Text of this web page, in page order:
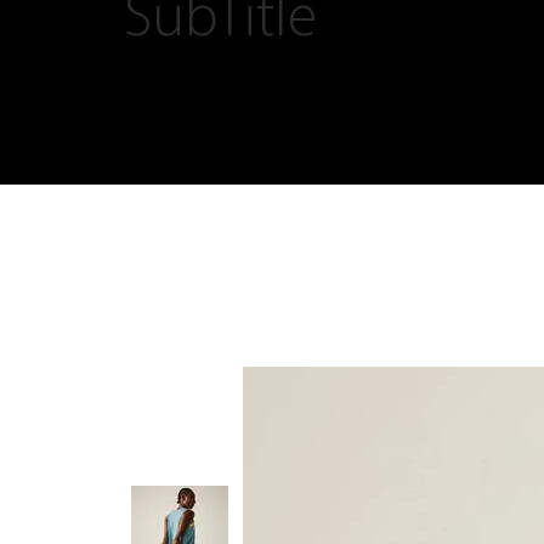
SubTitle